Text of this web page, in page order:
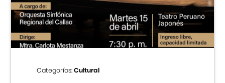
Categorías:Cultural